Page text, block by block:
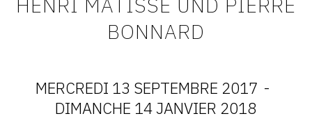
BONNARD
DATES
MERCREDI 13 SEPTEMBRE 2017 -
DIMANCHE 14 JANVIER 2018